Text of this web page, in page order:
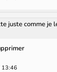
juste comme je
13:46